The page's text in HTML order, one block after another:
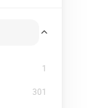
1
301